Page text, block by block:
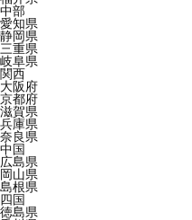
中部
愛知県
静岡県
三重県
岐阜県
関西
大阪府
京都府
滋賀県
兵庫県
奈良県
中国
広島県
岡山県
島根県
四国
徳島県